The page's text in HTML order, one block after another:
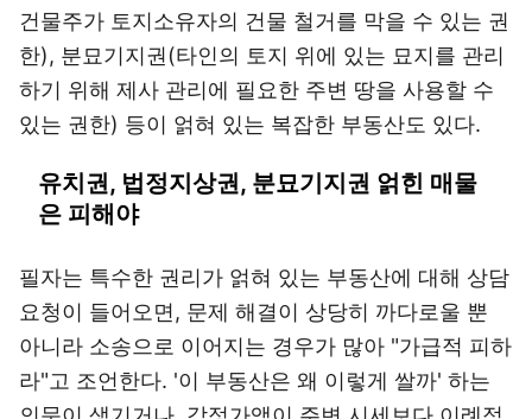
건물주가 토지소유자의 건물 철거를 막을 수 있는 권
한), 분묘기지권(타인의 토지 위에 있는 묘지를 관리
하기 위해 제사 관리에 필요한 주변 땅을 사용할 수
있는 권한) 등이 얽혀 있는 복잡한 부동산도 있다.
유치권, 법정지상권, 분묘기지권 얽힌 매물
은 피해야
필자는 특수한 권리가 얽혀 있는 부동산에 대해 상담
요청이 들어오면, 문제 해결이 상당히 까다로울 뿐
아니라 소송으로 이어지는 경우가 많아 "가급적 피하
라"고 조언한다. '이 부동산은 왜 이렇게 쌀까' 하는